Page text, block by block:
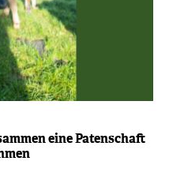
eine Patenschaft